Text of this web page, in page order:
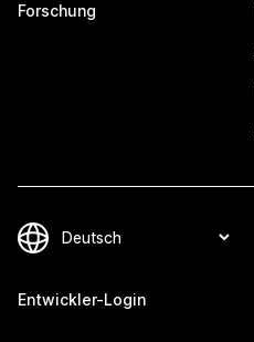
Forschung
Entwickler-Login